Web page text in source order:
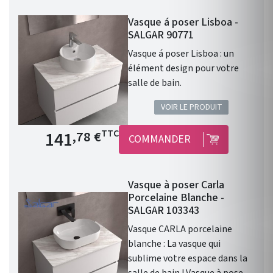
Matériaux Porcelaine. Coloris
: Blanc mat. Kandy de Salgar
et un choix de vasque idéal
pour allier beauté et
performance. La porcelaine
une brillance durable et la
forme ronde de la vasque
apporte une touche de
modernité.
Vasque á poser Lisboa -
SALGAR 90771
Vasque á poser Lisboa : un
élément design pour votre
salle de bain.
VOIR LE PRODUIT
Prix de base
141,78 €TTC COMMANDER
Vasque à poser Carla
Porcelaine Blanche -
SALGAR 103343
Vasque CARLA porcelaine
blanche : La vasque qui
sublime votre espace dans la